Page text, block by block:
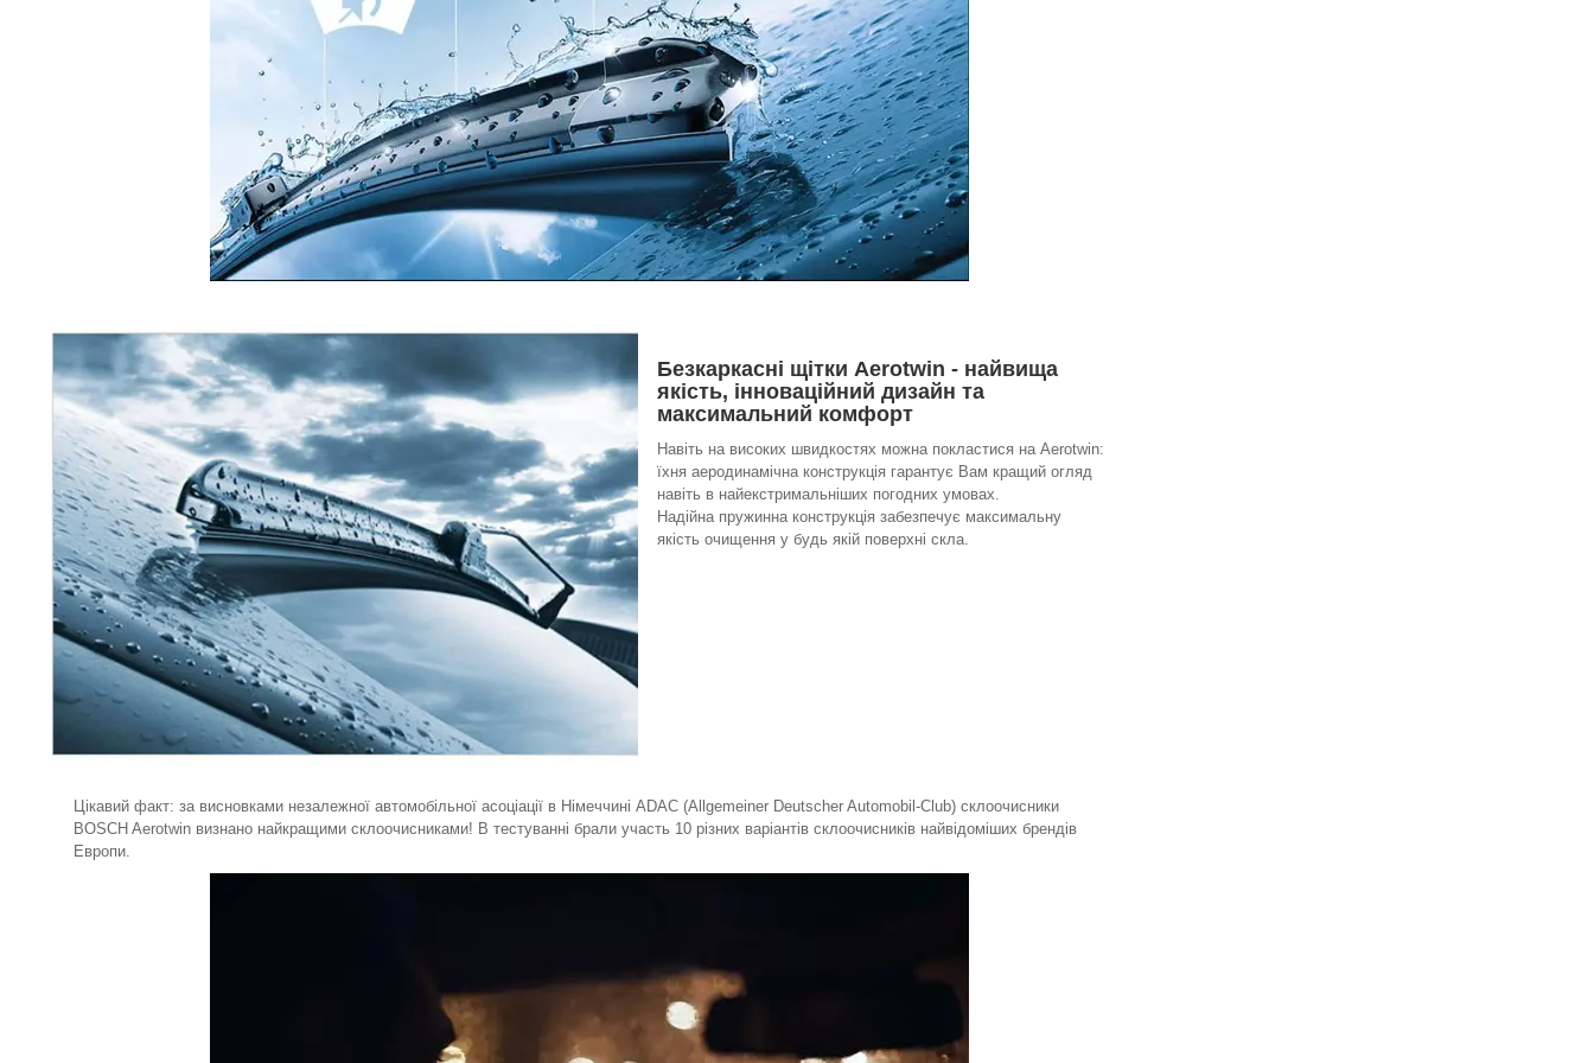
Безкаркасні щітки Aerotwin - найвища
якість, інноваційний дизайн та
максимальний комфорт
Навіть на високих швидкостях можна покластися на Aerotwin:
їхня аеродинамічна конструкція гарантує Вам кращий огляд
навіть в найекстримальніших погодних умовах.
Надійна пружинна конструкція забезпечує максимальну
якість очищення у будь якій поверхні скла.
Цікавий факт: за висновками незалежної автомобільної асоціації в Німеччині ADAC (Allgemeiner Deutscher Automobil-Club) склоочисники
BOSCH Aerotwin визнано найкращими склоочисниками! В тестуванні брали участь 10 різних варіантів склоочисників найвідоміших брендів
Европи.